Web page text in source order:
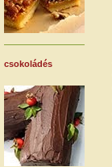
csokoládés